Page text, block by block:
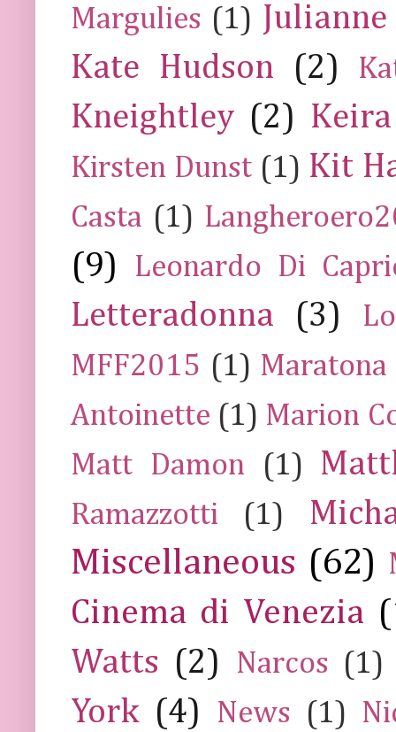
Margulies (1)
Kate Hudson
(2)
Kneightley (2)
Kirsten Dunst (1) Kit
Casta (1)
(9) Leonardo Di
Letteradonna (3)
MFF2015 (1) Maratona
Antoinette (1) Marion
Matt Damon
(1)
Ramazzotti (1)
Miscellaneous (62)
Cinema di Venezia
Watts (2) Narcos (1)
York (4) News (1)